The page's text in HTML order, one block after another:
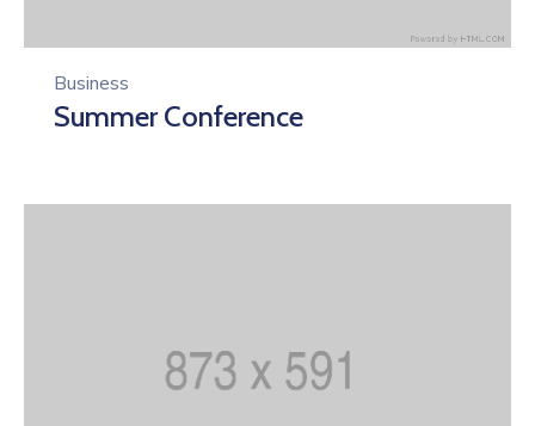
Business
Summer Conference